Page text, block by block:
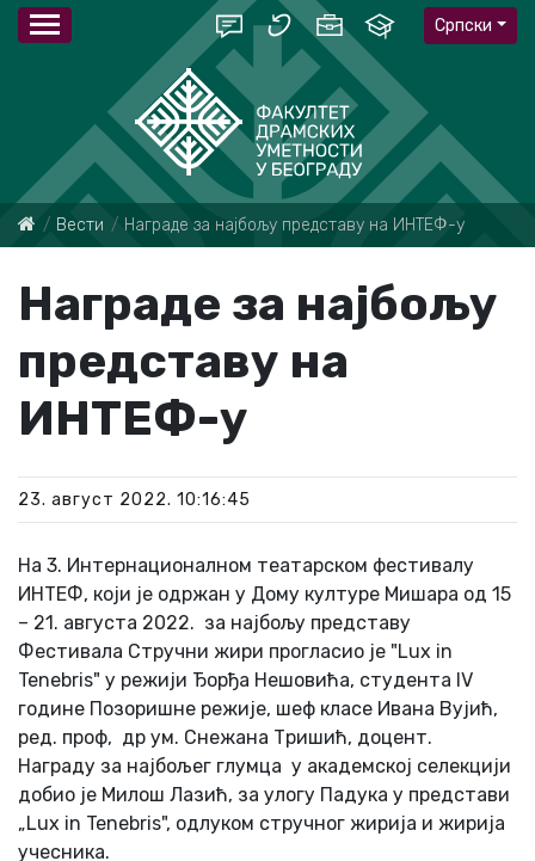
Српски
Вести Наградe за најбољу представу на ИНТЕФ-у
Наградe за најбољу
представу на
ИНТЕФ-у
23. август 2022. 10:16:45
На 3. Интернационалном театарском фестивалу
ИНТЕФ, који је одржан у Дому културе Мишара од 15
– 21. августа 2022. за најбољу представу
Фестивала Стручни жири прогласио је "Lux in
Tenebris" у режији Ђорђа Нешовића, студента IV
године Позоришне режије, шеф класе Ивана Вујић,
ред. проф, др ум. Снежана Тришић, доцент.
Награду за најбољег глумца у академској селекцији
добио је Милош Лазић, за улогу Падука у представи
„Lux in Tenebris", одлуком стручног жирија и жирија
учесника.